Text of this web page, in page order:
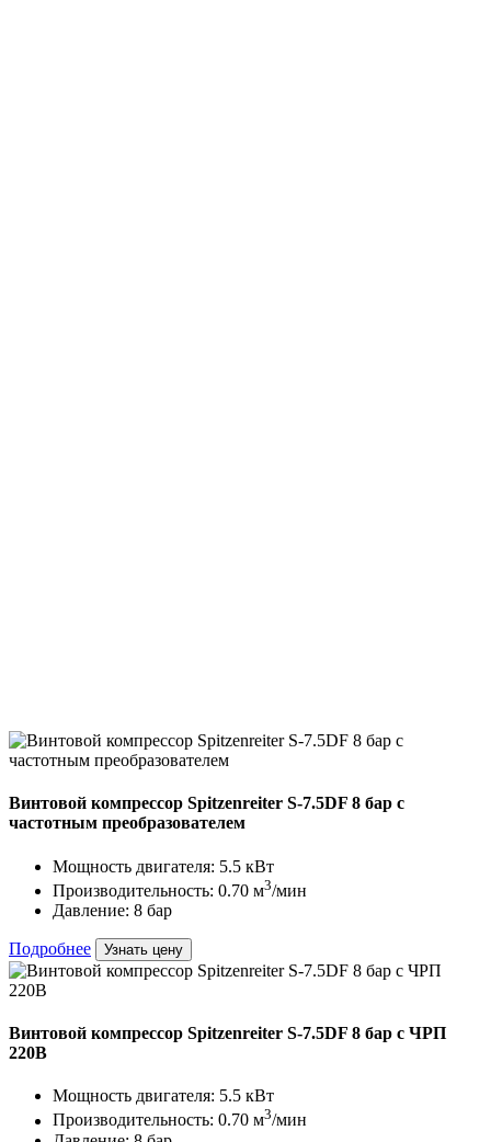
Винтовой компрессор Spitzenreiter S-7.5DF 8 бар с
частотным преобразователем
Мощность двигателя: 5.5 кВт
Производительность: 0.70 м3/мин
Давление: 8 бар
Подробнее Узнать цену
Винтовой компрессор Spitzenreiter S-7.5DF 8 бар с ЧРП
220В
Мощность двигателя: 5.5 кВт
Производительность: 0.70 м3/мин